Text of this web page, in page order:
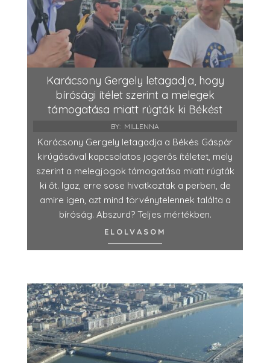
Karácsony Gergely letagadja, hogy
bírósági ítélet szerint a melegek
támogatása miatt rúgták ki Békést
BY: MILLENNA
Karácsony Gergely letagadja a Békés Gáspár
kirúgásával kapcsolatos jogerős ítéletet, mely
szerint a melegjogok támogatása miatt rúgták
ki őt. Igaz, erre sose hivatkoztak a perben, de
amire igen, azt mind törvénytelennek találta a
bíróság. Abszurd? Teljes mértékben.
ELOLVASOM